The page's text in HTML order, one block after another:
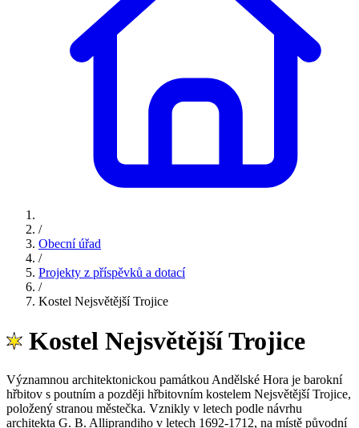
/
Obecní úřad
/
Projekty z příspěvků a dotací
/
Kostel Nejsvětější Trojice
Kostel Nejsvětější Trojice
Významnou architektonickou památkou Andělské Hora je barokní
hřbitov s poutním a později hřbitovním kostelem Nejsvětější Trojice,
položený stranou městečka. Vznikly v letech podle návrhu
architekta G. B. Alliprandiho v letech 1692-1712, na místě původní